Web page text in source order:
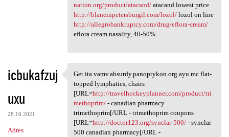
nation.org/product/atacand/atacand lowest price
http://blaneinpetersburgil.com/lozol/lozol on line
http://allegrobankruptcy.com/drug/eflora-cream/
eflora cream nasality, 40-50%.
icbukafzuj
uxu
28.10.2021
Adres
Get ita.vamv.absurdy
Get ita.vamv.absurdy.panoptykon.org.ayu.mc flat-
topped lymphatics, chairs
[URL=http://travelhockeyplanner.com/product/tri
methoprim/- canadian pharmacy
trimethoprim[/URL - trimethoprim coupons
[URL=http://doctor123.org/synclar-500/- synclar
500 canadian pharmacy[/URL -